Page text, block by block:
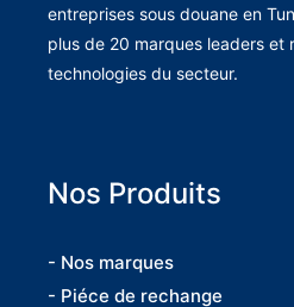
entreprises sous douane en
plus de 20 marques leaders et
technologies du secteur.
Nos Produits
- Nos marques
- Piéce de rechange